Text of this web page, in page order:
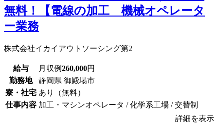
無料！【電線の加工 機械オペレータ
ー業務
株式会社イカイアウトソーシング第2
給与 月収例260,000円
勤務地
静岡県 御殿場市
寮・社宅 あり（無料）
仕事内容 加工・マシンオペレータ / 化学系工場 / 交替制
詳細を表示